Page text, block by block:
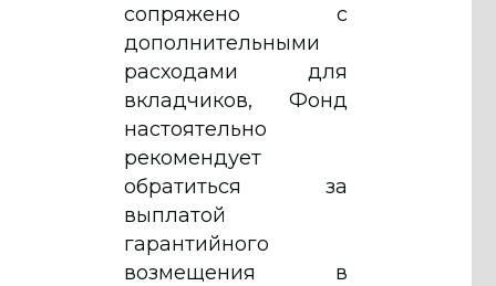
сопряжено с
дополнительными
расходами для
вкладчиков, Фонд
настоятельно
рекомендует
обратиться за
выплатой
гарантийного
возмещения в